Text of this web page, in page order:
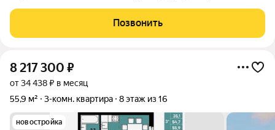
проживание. В подарок новым собственникам оставим всю
МЕБЕЛЬ и ТЕХНИКУ, которые вы видите
Позвонить
8 217 300 ₽
от 34 438 ₽ в месяц
55,9 м²
3-комн. квартира 8 этаж из 16
новостройка